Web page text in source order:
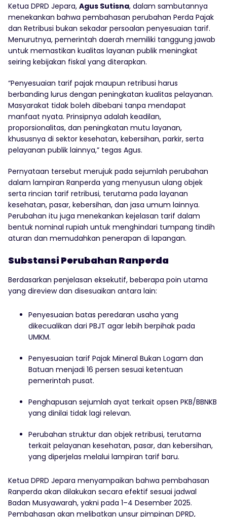
Ketua DPRD Jepara, Agus Sutisna, dalam sambutannya
menekankan bahwa pembahasan perubahan Perda Pajak
dan Retribusi bukan sekadar persoalan penyesuaian tarif.
Menurutnya, pemerintah daerah memiliki tanggung jawab
untuk memastikan kualitas layanan publik meningkat
seiring kebijakan fiskal yang diterapkan.
“Penyesuaian tarif pajak maupun retribusi harus
berbanding lurus dengan peningkatan kualitas pelayanan.
Masyarakat tidak boleh dibebani tanpa mendapat
manfaat nyata. Prinsipnya adalah keadilan,
proporsionalitas, dan peningkatan mutu layanan,
khususnya di sektor kesehatan, kebersihan, parkir, serta
pelayanan publik lainnya,” tegas Agus.
Pernyataan tersebut merujuk pada sejumlah perubahan
dalam lampiran Ranperda yang menyusun ulang objek
serta rincian tarif retribusi, terutama pada layanan
kesehatan, pasar, kebersihan, dan jasa umum lainnya.
Perubahan itu juga menekankan kejelasan tarif dalam
bentuk nominal rupiah untuk menghindari tumpang tindih
aturan dan memudahkan penerapan di lapangan.
Substansi Perubahan Ranperda
Berdasarkan penjelasan eksekutif, beberapa poin utama
yang direview dan disesuaikan antara lain:
Penyesuaian batas peredaran usaha yang
dikecualikan dari PBJT agar lebih berpihak pada
UMKM.
Penyesuaian tarif Pajak Mineral Bukan Logam dan
Batuan menjadi 16 persen sesuai ketentuan
pemerintah pusat.
Penghapusan sejumlah ayat terkait opsen PKB/BBNKB
yang dinilai tidak lagi relevan.
Perubahan struktur dan objek retribusi, terutama
terkait pelayanan kesehatan, pasar, dan kebersihan,
yang diperjelas melalui lampiran tarif baru.
Ketua DPRD Jepara menyampaikan bahwa pembahasan
Ranperda akan dilakukan secara efektif sesuai jadwal
Badan Musyawarah, yakni pada 1–4 Desember 2025.
Pembahasan akan melibatkan unsur pimpinan DPRD,